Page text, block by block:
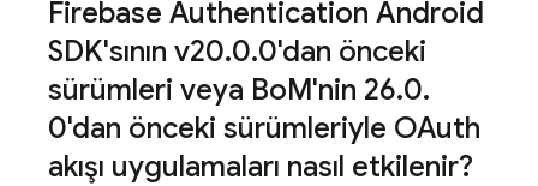
Firebase Authentication Android
SDK'sının v20.0.0'dan önceki
sürümleri veya BoM'nin 26.0.
0'dan önceki sürümleriyle OAuth
akışı uygulamaları nasıl etkilenir?